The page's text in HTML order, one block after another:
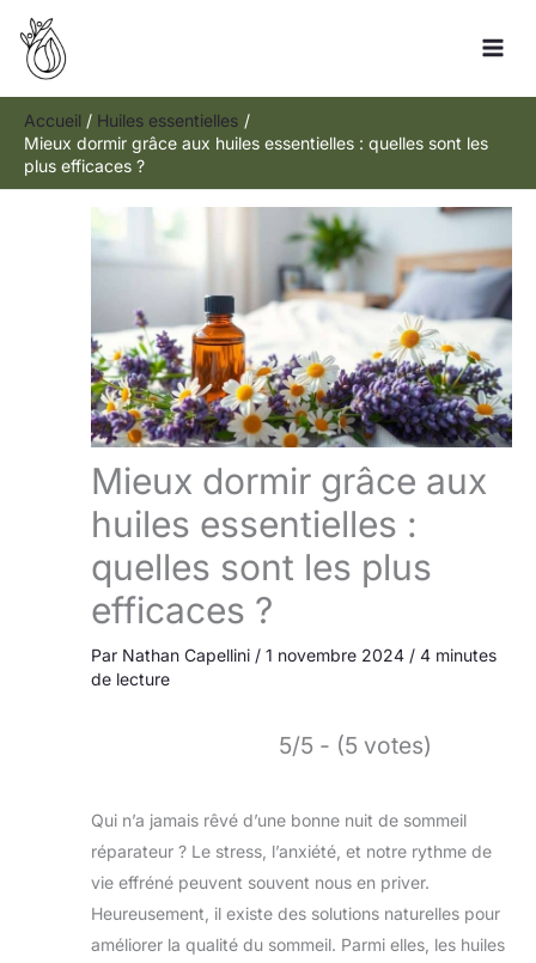
Aller
contenu
Accueil
Huiles essentielles
Mieux dormir grâce aux huiles essentielles : quelles sont les
plus efficaces ?
Mieux dormir grâce aux
huiles essentielles :
quelles sont les plus
efficaces ?
Par Nathan Capellini / 1 novembre 2024 / 4 minutes
de lecture
5/5 - (5 votes)
Qui n’a jamais rêvé d’une bonne nuit de sommeil
réparateur ? Le stress, l’anxiété, et notre rythme de
vie effréné peuvent souvent nous en priver.
Heureusement, il existe des solutions naturelles pour
améliorer la qualité du sommeil. Parmi elles, les huiles
Rechercher